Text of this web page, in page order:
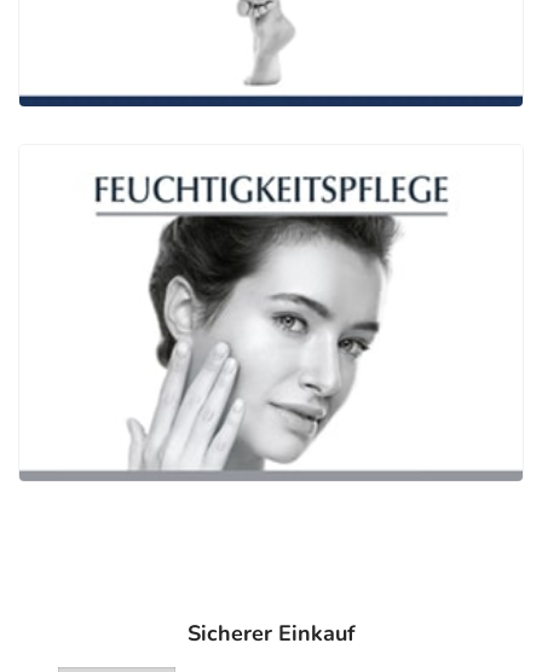
Sicherer Einkauf